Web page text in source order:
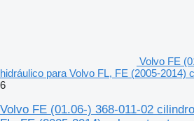
Volvo FE
hidráulico para Volvo FL, FE (2005-2014)
6
Volvo FE (01.06-) 368-011-02